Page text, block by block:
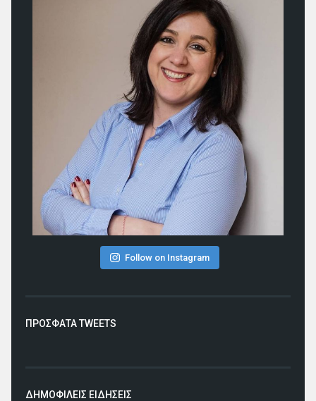
Follow on Instagram
ΠΡΟΣΦΑΤΑ TWEETS
ΔΗΜΟΦΙΛΕΙΣ ΕΙΔΗΣΕΙΣ